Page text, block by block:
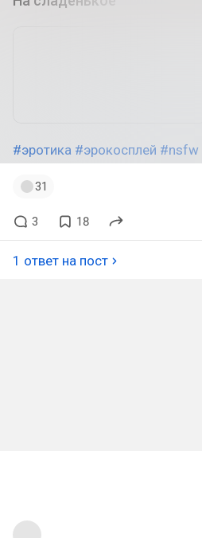
#эротика #эрокосплей #nsfw
31
3 18
1 ответ на пост